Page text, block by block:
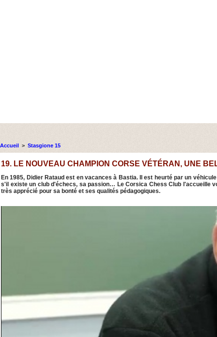
Accueil > Stasgione 15
19. LE NOUVEAU CHAMPION CORSE VÉTÉRAN, UNE
En 1985, Didier Rataud est en vacances à Bastia. Il est heurté par un
s'il existe un club d'échecs, sa passion… Le Corsica Chess Club l'accueille
très apprécié pour sa bonté et ses qualités pédagogiques.